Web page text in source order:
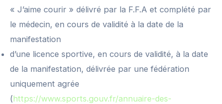
« J’aime courir » délivré par la F.F.A et complété par
le médecin, en cours de validité à la date de la
manifestation
d’une licence sportive, en cours de validité, à la date
de la manifestation, délivrée par une fédération
uniquement agrée
(https://www.sports.gouv.fr/annuaire-des-